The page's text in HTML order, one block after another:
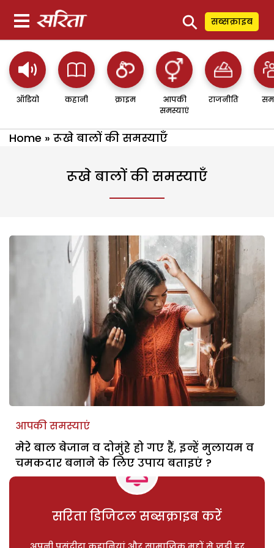
⚲ सब्सक्राइब
ऑडियो कहानी क्राइम
आपकी
समस्याएं
राजनीति
Home » रूखे बालों की समस्याएँ
रूखे बालों की समस्याएँ
आपकी समस्याएं
मेरे बाल बेजान व दोमुंहे हो गए हैं, इन्हें मुलायम व
चमकदार बनाने के लिए उपाय बताइएं ?
सरिता डिजिटल सब्सक्राइब करें